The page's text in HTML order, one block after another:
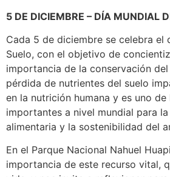
5 DE DICIEMBRE – DÍA MUNDIAL
Cada 5 de diciembre se celebra el
Suelo, con el objetivo de
importancia de la conservación
pérdida de nutrientes del suelo
en la nutrición humana y es uno
importantes a nivel mundial para
alimentaria y la sostenibilidad del
En el Parque Nacional Nahuel
importancia de este recurso vital,